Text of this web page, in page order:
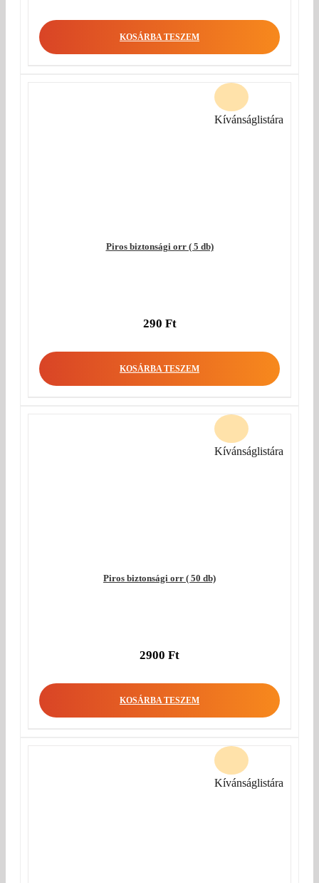
KOSÁRBA TESZEM
Piros biztonsági orr ( 5 db)
290 Ft
KOSÁRBA TESZEM
Kívánságlistára
Piros biztonsági orr ( 50 db)
2900 Ft
KOSÁRBA TESZEM
Kívánságlistára
Kívánságlistára